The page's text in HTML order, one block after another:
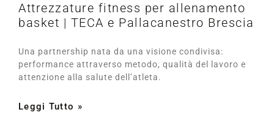
Attrezzature fitness per allenamento
basket | TECA e Pallacanestro Brescia
Una partnership nata da una visione condivisa:
performance attraverso metodo, qualità del lavoro e
attenzione alla salute dell’atleta.
Leggi Tutto »